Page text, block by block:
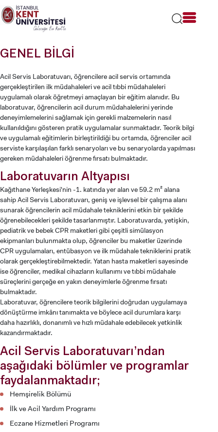
Lütfen
dikkat:
Bu
bir
sistemi
GENEL BİLGİ
Acil Servis Laboratuvarı, öğrencilere acil servis ortamında
gerçekleştirilen ilk müdahaleleri ve acil tıbbi müdahaleleri
uygulamalı olarak öğretmeyi amaçlayan bir eğitim alanıdır. Bu
laboratuvar, öğrencilerin acil durum müdahalelerini yerinde
deneyimlemelerini sağlamak için gerekli malzemelerin nasıl
kullanıldığını gösteren pratik uygulamalar sunmaktadır. Teorik bilgi
ve uygulamalı eğitimlerin birleştirildiği bu ortamda, öğrenciler acil
serviste karşılaşılan farklı senaryoları ve bu senaryolarda yapılması
gereken müdahaleleri öğrenme fırsatı bulmaktadır.
Laboratuvarın Altyapısı
Kağıthane Yerleşkesi'nin -1. katında yer alan ve 59.2 m² alana
sahip Acil Servis Laboratuvarı, geniş ve işlevsel bir çalışma alanı
sunarak öğrencilerin acil müdahale tekniklerini etkin bir şekilde
öğrenebilecekleri şekilde tasarlanmıştır. Laboratuvarda, yetişkin,
pediatrik ve bebek CPR maketleri gibi çeşitli simülasyon
ekipmanları bulunmakta olup, öğrenciler bu maketler üzerinde
CPR uygulamaları, entübasyon ve ilk müdahale tekniklerini pratik
olarak gerçekleştirebilmektedir. Yatan hasta maketleri sayesinde
ise öğrenciler, medikal cihazların kullanımı ve tıbbi müdahale
süreçlerini gerçeğe en yakın deneyimlerle öğrenme fırsatı
bulmaktadır.
Laboratuvar, öğrencilere teorik bilgilerini doğrudan uygulamaya
dönüştürme imkânı tanımakta ve böylece acil durumlara karşı
daha hazırlıklı, donanımlı ve hızlı müdahale edebilecek yetkinlik
kazandırmaktadır.
Acil Servis Laboratuvarı’ndan
aşağıdaki bölümler ve programlar
faydalanmaktadır;
Hemşirelik Bölümü
İlk ve Acil Yardım Programı
Eczane Hizmetleri Programı